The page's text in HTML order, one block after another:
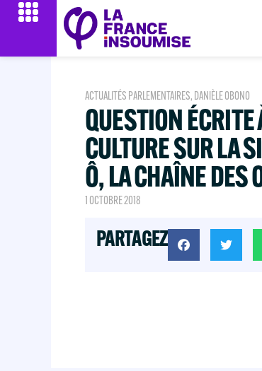
ACTUALITÉS PARLEMENTAIRES, DANIÈLE OBONO
QUESTION
CULTURE SUR LA
Ô, LA CHAÎNE DES
1 OCTOBRE 2018
PARTAGEZ